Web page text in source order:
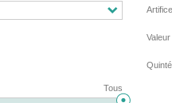
Tous
Valeur
Quinté